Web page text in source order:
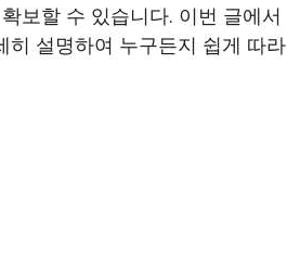
보할 수 있습니다. 이번 글에서
히 설명하여 누구든지 쉽게 따라